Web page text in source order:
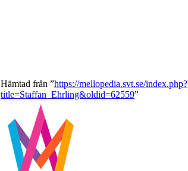
Hämtad från ”https://mellopedia.svt.se/index.php?
title=Staffan_Ehrling&oldid=62559”